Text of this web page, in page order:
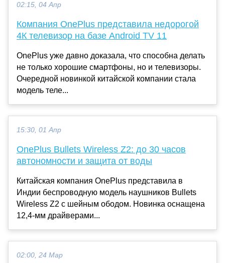
02:15, 04 Апр
Компания OnePlus представила недорогой
4К телевизор на базе Android TV 11
OnePlus уже давно доказала, что способна делать
не только хорошие смартфоны, но и телевизоры.
Очередной новинкой китайской компании стала
модель теле...
15:30, 01 Апр
OnePlus Bullets Wireless Z2: до 30 часов
автономности и защита от воды
Китайская компания OnePlus представила в
Индии беспроводную модель наушников Bullets
Wireless Z2 с шейным ободом. Новинка оснащена
12,4-мм драйверами...
02:00, 24 Мар